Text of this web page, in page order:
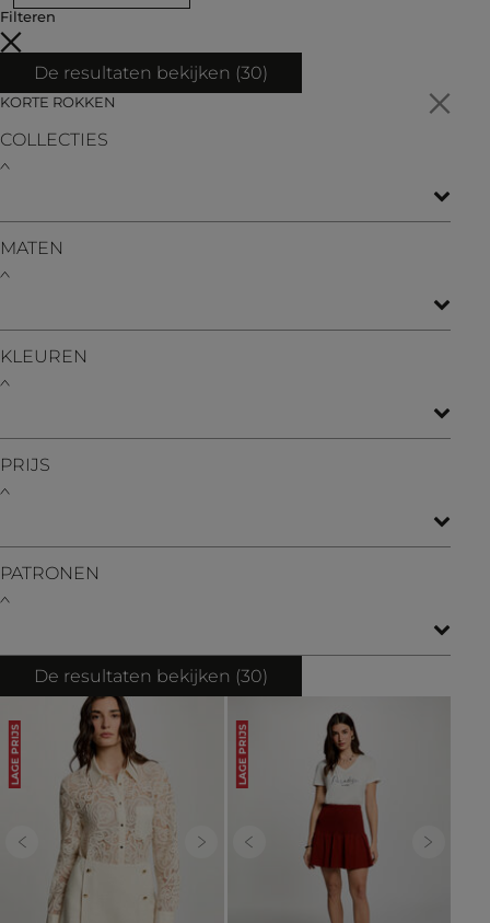
Filteren
De resultaten bekijken (30)
KORTE ROKKEN
COLLECTIES
MATEN
KLEUREN
PRIJS
PATRONEN
De resultaten bekijken (30)
LAGE PRIJS
Previous Next
LAGE PRIJS
Previous Next